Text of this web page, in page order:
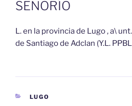
SEÑORÍO
L. en la provincia de Lugo , a\
de Santiago de Adclan (Y.L.
CATEGORÍAS
LUGO